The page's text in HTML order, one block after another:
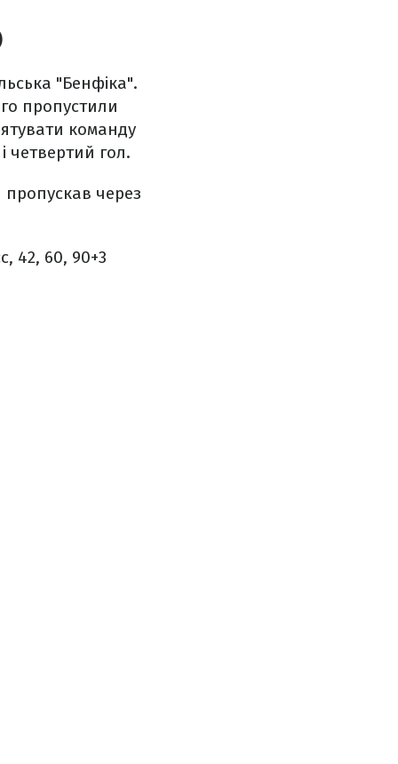
"Бенфіка".
пропустили
команду
четвертий гол.
через
42, 60, 90+3